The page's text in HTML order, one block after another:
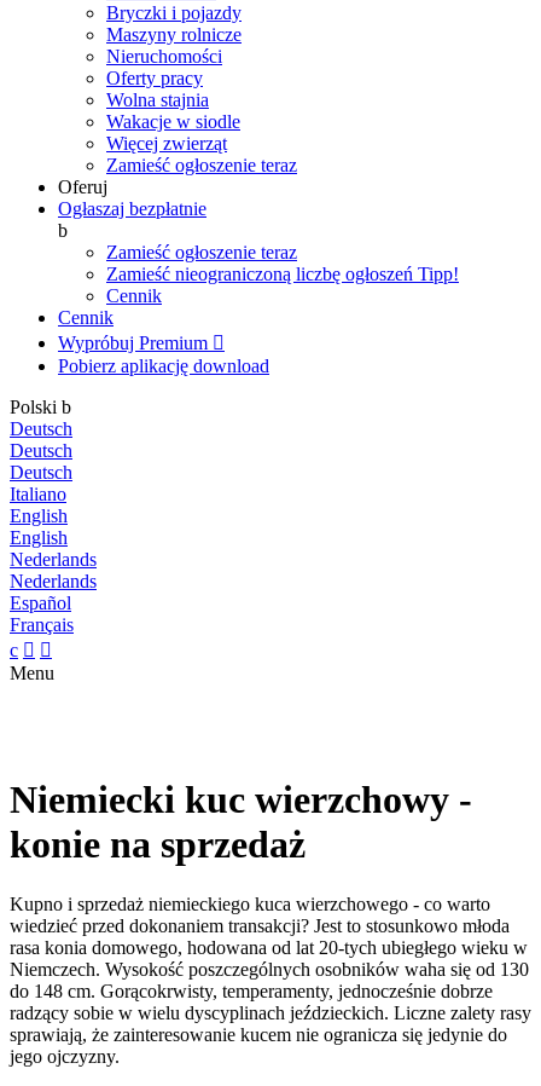
Bryczki i pojazdy
Maszyny rolnicze
Nieruchomości
Oferty pracy
Wolna stajnia
Wakacje w siodle
Więcej zwierząt
Zamieść ogłoszenie teraz
Oferuj
Ogłaszaj bezpłatnie
b
Zamieść ogłoszenie teraz
Zamieść nieograniczoną liczbę ogłoszeń Tipp!
Cennik
Cennik
Wypróbuj Premium 
Pobierz aplikację download
Polski b
Deutsch
Deutsch
Deutsch
Italiano
English
English
Nederlands
Nederlands
Español
Français
c  
Menu
Niemiecki kuc wierzchowy -
konie na sprzedaż
Kupno i sprzedaż niemieckiego kuca wierzchowego - co warto
wiedzieć przed dokonaniem transakcji? Jest to stosunkowo młoda
rasa konia domowego, hodowana od lat 20-tych ubiegłego wieku w
Niemczech. Wysokość poszczególnych osobników waha się od 130
do 148 cm. Gorącokrwisty, temperamenty, jednocześnie dobrze
radzący sobie w wielu dyscyplinach jeździeckich. Liczne zalety rasy
sprawiają, że zainteresowanie kucem nie ogranicza się jedynie do
jego ojczyzny.